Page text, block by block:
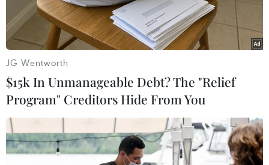
JG Wentworth
$15k In Unmanageable Debt? The "Relief
Program" Creditors Hide From You